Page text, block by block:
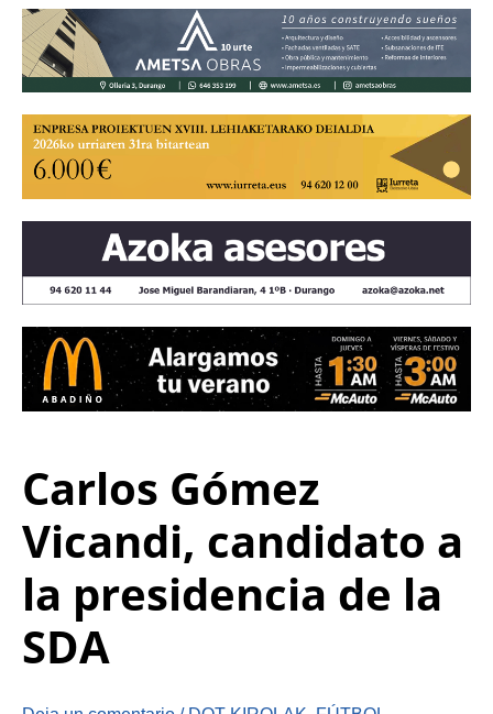
Carlos Gómez
Vicandi, candidato a
la presidencia de la
SDA